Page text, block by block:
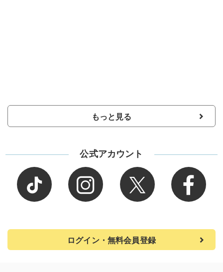
もっと見る
公式アカウント
ログイン・無料会員登録